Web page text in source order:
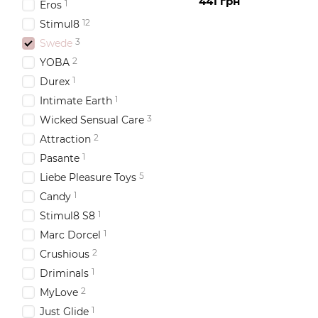
Eros 1
Stimul8 12
Swede 3
YOBA 2
Durex 1
Intimate Earth 1
Wicked Sensual Care 3
Attraction 2
Pasante 1
Liebe Pleasure Toys 5
Candy 1
Stimul8 S8 1
Marc Dorcel 1
Crushious 2
Driminals 1
MyLove 2
Just Glide 1